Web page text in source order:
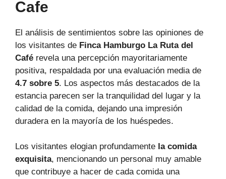
Cafe
El análisis de sentimientos sobre las opiniones de
los visitantes de Finca Hamburgo La Ruta del
Café revela una percepción mayoritariamente
positiva, respaldada por una evaluación media de
4.7 sobre 5. Los aspectos más destacados de la
estancia parecen ser la tranquilidad del lugar y la
calidad de la comida, dejando una impresión
duradera en la mayoría de los huéspedes.
Los visitantes elogian profundamente la comida
exquisita, mencionando un personal muy amable
que contribuye a hacer de cada comida una